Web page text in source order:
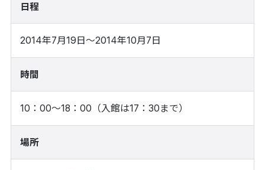
日程
2014年7月19日～2014年10月7日
時間
10：00～18：00（入館は17：30まで）
場所